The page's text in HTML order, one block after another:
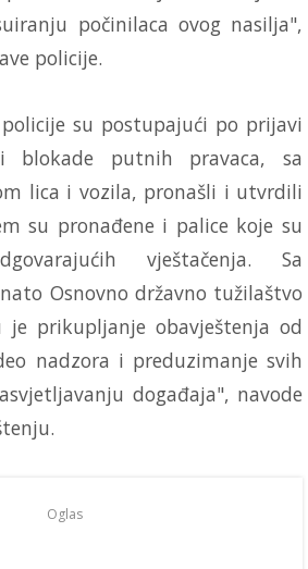
počinilaca ovog nasilja",
policije.
su postupajući po prijavi
blokade putnih pravaca, sa
lica i vozila, pronašli i utvrdili
su pronađene i palice koje su
vještačenja. Sa
Osnovno državno tužilaštvo
prikupljanje obavještenja od
nadzora i preduzimanje svih
događaja", navode
Oglas